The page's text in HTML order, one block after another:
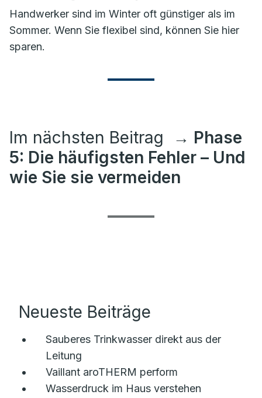
Handwerker sind im Winter oft günstiger als im
Sommer. Wenn Sie flexibel sind, können Sie hier
sparen.
Im nächsten Beitrag
→ Phase
5: Die häufigsten Fehler – Und
wie Sie sie vermeiden
Neueste Beiträge
Sauberes Trinkwasser direkt aus der
Leitung
Vaillant aroTHERM perform
Wasserdruck im Haus verstehen